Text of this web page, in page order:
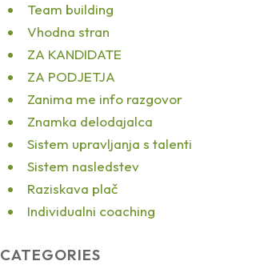
Team building
Vhodna stran
ZA KANDIDATE
ZA PODJETJA
Zanima me info razgovor
Znamka delodajalca
Sistem upravljanja s talenti
Sistem nasledstev
Raziskava plač
Individualni coaching
CATEGORIES